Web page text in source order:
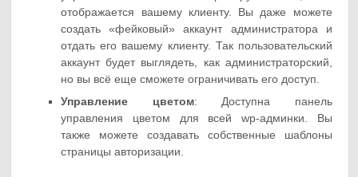
отображается вашему клиенту. Вы даже можете
создать «фейковый» аккаунт администратора и
отдать его вашему клиенту. Так пользовательский
аккаунт будет выглядеть, как администраторский,
но вы всё еще сможете ограничивать его доступ.
Управление цветом: Доступна панель
управления цветом для всей wp-админки. Вы
также можете создавать собственные шаблоны
страницы авторизации.